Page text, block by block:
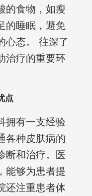
的食物，如瘦
的睡眠，避免
心态。 往深了
治疗的重要环
点
拥有一支经验
各种皮肤病的
断和治疗。医
能够为患者提
还注重患者体